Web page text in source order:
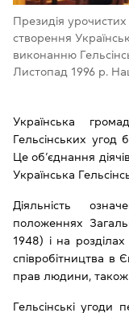
Президія
створення
виконанню
Листопад 1996 р.
Українська
Гельсінських угод
Це об’єднання
Українська
Діяльність
положеннях
1948) і на
співробітництва в
прав людини, також
Гельсінські угоди